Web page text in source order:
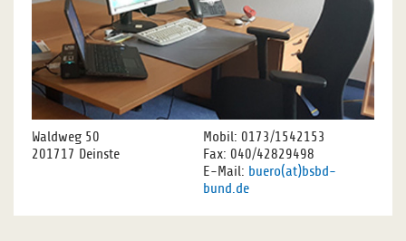
Waldweg 50
201717 Deinste
Mobil: 0173/1542153
Fax: 040/42829498
E-Mail: buero(at)bsbd-
bund.de